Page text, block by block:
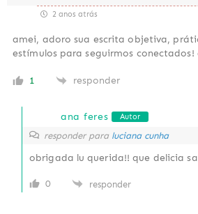
2 anos atrás
amei, adoro sua escrita objetiva,
estímulos para seguirmos conectados!
1 responder
ana feres Autor
responder para luciana cunha
obrigada lu querida!! que delicia
0 responder